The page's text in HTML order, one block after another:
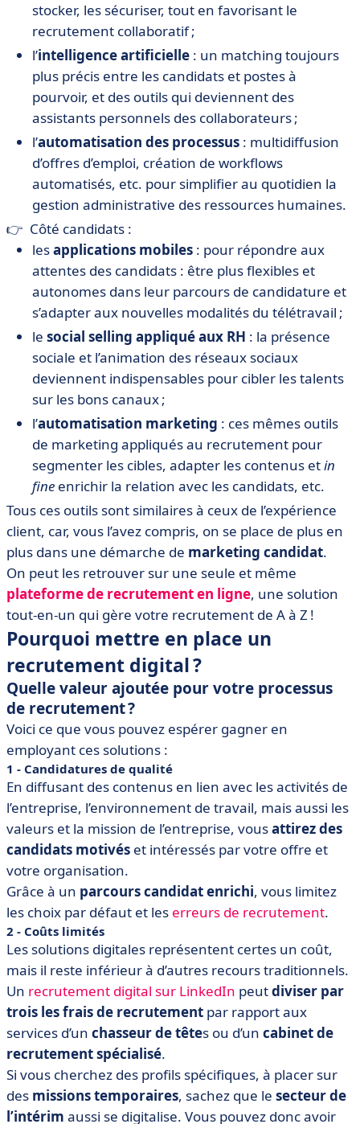
stocker, les sécuriser, tout en favorisant le
recrutement collaboratif ;
l’intelligence artificielle : un matching toujours
plus précis entre les candidats et postes à
pourvoir, et des outils qui deviennent des
assistants personnels des collaborateurs ;
l’automatisation des processus : multidiffusion
d’offres d’emploi, création de workflows
automatisés, etc. pour simplifier au quotidien la
gestion administrative des ressources humaines.
👉 Côté candidats :
lesapplications mobiles : pour répondre aux
attentes des candidats : être plus flexibles et
autonomes dans leur parcours de candidature et
s’adapter aux nouvelles modalités du télétravail ;
le social selling appliqué aux RH : la présence
sociale et l’animation des réseaux sociaux
deviennent indispensables pour cibler les talents
sur les bons canaux ;
l’automatisation marketing : ces mêmes outils
de marketing appliqués au recrutement pour
segmenter les cibles, adapter les contenus etin
fine enrichir la relation avec les candidats, etc.
Tous ces outils sont similaires à ceux de l’expérience
client, car, vous l’avez compris, on se place de plus en
plus dans une démarche de marketing candidat.
On peut les retrouver sur une seule et même
plateforme de recrutement en ligne, une solution
tout-en-un qui gère votre recrutement de A à Z !
Pourquoi mettre en place un
recrutement digital ?
Quelle valeur ajoutée pour votre processus
de recrutement ?
Voici ce que vous pouvez espérer gagner en
employant ces solutions :
1 - Candidatures de qualité
En diffusant des contenus en lien avec les activités de
l’entreprise, l’environnement de travail, mais aussi les
valeurs et la mission de l’entreprise, vousattirez des
candidats motivés et intéressés par votre offre et
votre organisation.
Grâce à un parcours candidat enrichi, vous limitez
les choix par défaut et les erreurs de recrutement.
2 - Coûts limités
Les solutions digitales représentent certes un coût,
mais il reste inférieur à d’autres recours traditionnels.
Un recrutement digital sur LinkedIn peutdiviser par
trois les frais de recrutement par rapport aux
services d’un chasseur de têtes ou d’un cabinet de
recrutement spécialisé.
Si vous cherchez des profils spécifiques, à placer sur
des missions temporaires, sachez que le secteur de
l’intérim aussi se digitalise. Vous pouvez donc avoir